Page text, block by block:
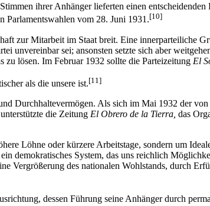
ihrer Anhänger lieferten einen
Parlamentswahlen vom 28. Juni 1931.[10]
zur Mitarbeit im Staat breit. Eine innerparteiliche
unvereinbar sei; ansonsten setzte sich aber
zu lösen. Im Februar 1932 sollte die Parteizeitung El
als die unsere ist.[11]
Durchhaltevermögen. Als sich im Mai 1932 der
die Zeitung El Obrero de la Tierra, das
Löhne oder kürzere Arbeitstage, sondern um
demokratisches System, das uns reichlich
Vergrößerung des nationalen Wohlstands, durch
dessen Führung seine Anhänger durch